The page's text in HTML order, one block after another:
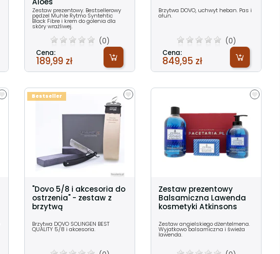
Zestaw prezentowy. Bestsellerowy
pędzel Muhle Rytmo Syntehtic
Black Fibre i krem do golenia dla
skóry wrażliwej.
(0)
Cena:
189,99 zł
Brzytwa DOVO, uchwyt heban. Pas i
ałun.
(0)
Cena:
849,95 zł
"Dovo 5/8 i akcesoria do
ostrzenia" - zestaw z
brzytwą
Brzytwa DOVO SOLINGEN BEST
QUALITY 5/8 i akcesoria.
Bestseller
Zestaw prezentowy
Balsamiczna Lawenda
kosmetyki Atkinsons
Zestaw angielskiego dżentelmena.
Wyjatkowo balsamiczna i świeża
lawenda.